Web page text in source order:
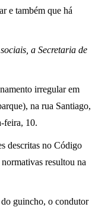
e também que há
a Secretaria de
irregular em
na rua Santiago,
feira, 10.
descritas no Código
resultou na
guincho, o condutor